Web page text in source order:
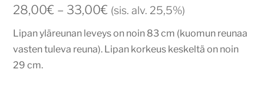
28,00€ – 33,00€ Hintaluokka:
-
33,00€
(sis. alv. 25,5%)
Lipan yläreunan leveys on noin 83 cm (kuomun reunaa
vasten tuleva reuna). Lipan korkeus keskeltä on noin
29 cm.